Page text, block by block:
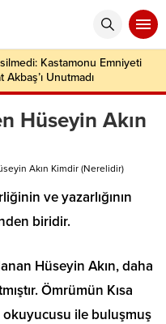
Kastamonu Emniyeti
Unutmadı
Hüseyin Akın
Akın Kimdir (Nerelidir)
ve yazarlığının
biridir.
Hüseyin Akın, daha
Ömrümün Kısa
okuyucusu ile buluşmuş